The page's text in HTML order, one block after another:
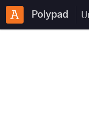
Polypad